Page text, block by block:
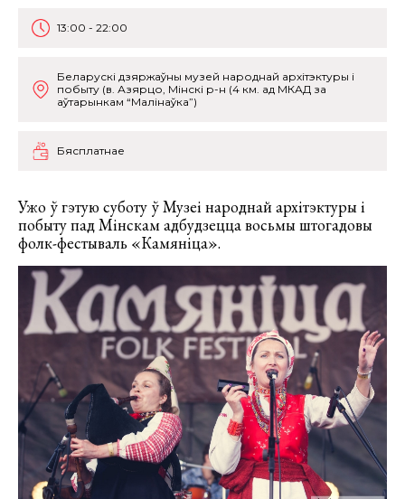
13:00 - 22:00
Беларускі дзяржаўны музей народнай архітэктуры і
побыту (в. Азярцо, Мінскі р-н (4 км. ад МКАД за
аўтарынкам “Малінаўка”)
Бясплатнае
Ужо ў гэтую суботу ў Музеі народнай архітэктуры і
побыту пад Мінскам адбудзецца восьмы штогадовы
фолк-фестываль «Камяніца».